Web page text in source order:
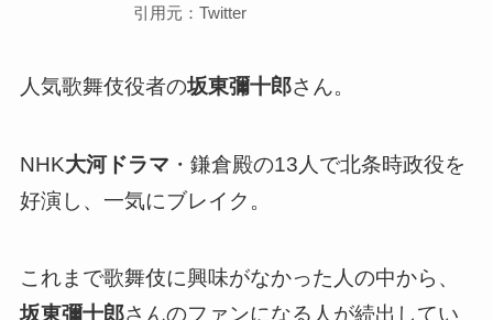
引用元：Twitter
人気歌舞伎役者の坂東彌十郎さん。
NHK大河ドラマ ・鎌倉殿の13人で北条時政役を
好演し、一気にブレイク。
これまで歌舞伎に興味がなかった人の中から、
坂東彌十郎さんのファンになる人が続出してい